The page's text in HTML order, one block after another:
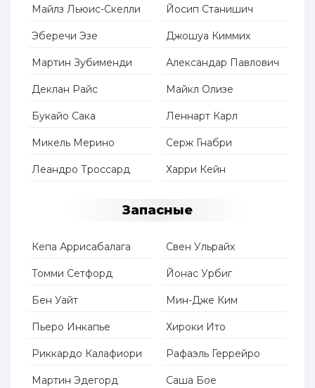
Майлз Льюис-Скелли
Эберечи Эзе
Мартин Зубименди
Деклан Райс
Букайо Сака
Микель Мерино
Леандро Троссард
Йосип Станишич
Джошуа Киммих
Александар Павлович
Майкл Олизе
Леннарт Карл
Серж Гнабри
Харри Кейн
Запасные
Кепа Аррисабалага
Томми Сетфорд
Бен Уайт
Пьеро Инкапье
Риккардо Калафиори
Мартин Эдегорд
Свен Ульрайх
Йонас Урбиг
Мин-Дже Ким
Хироки Ито
Рафаэль Геррейро
Саша Бое